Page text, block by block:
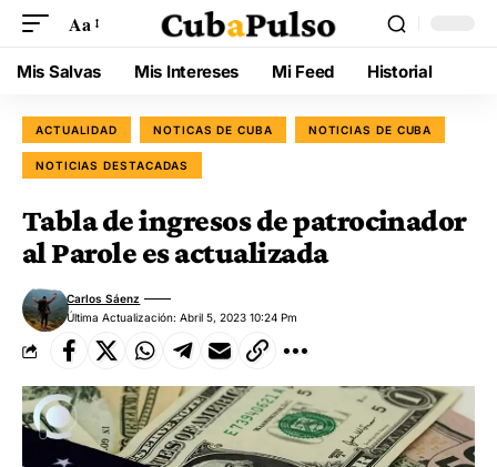
Aa
Mis Salvas Mis Intereses Mi Feed Historial
ACTUALIDAD NOTICAS DE CUBA NOTICIAS DE CUBA
NOTICIAS DESTACADAS
Tabla de ingresos de patrocinador
al Parole es actualizada
Última Actualización: Abril 5, 2023 10:24 Pm
Carlos Sáenz